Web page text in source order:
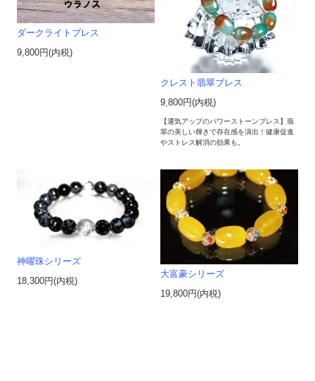
ダークライトブレス
9,800円(内税)
クレスト翡翠ブレス
9,800円(内税)
【運気アップのパワーストーンブレス】翡
翠の美しい輝きで存在感を演出！健康促進
やストレス解消の効果も。
神曜珠シリーズ
18,300円(内税)
大富豪シリーズ
19,800円(内税)